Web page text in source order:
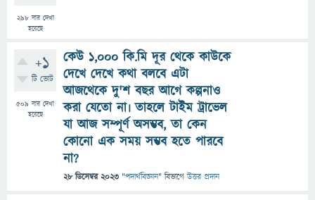
298বার দেখা
হয়েছে
+1
টি ভোট
509 বার দেখা
হয়েছে
কেউ ১,০০০ কি.মি দূর থেকে কাউকে
দেখে দেখে কথা বলবে এটা
আজথেকে দু'শ বছর আগে কল্পনাও
করা যেতো না৷ তাহলে টাইম ট্রাভেল
যা আজ সম্পূর্ণ অসম্ভব, তা কেন
কোনো এক সময় সম্ভব হতে পারবে
না?
28 ডিসেম্বর 2023 "পদার্থবিজ্ঞান" বিভাগে উত্তর প্রদান